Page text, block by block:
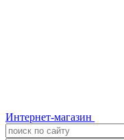
Интернет-магазин